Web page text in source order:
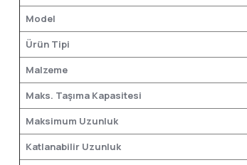
Model
Ürün Tipi
Malzeme
Maks. Taşıma Kapasitesi
Maksimum Uzunluk
Katlanabilir Uzunluk